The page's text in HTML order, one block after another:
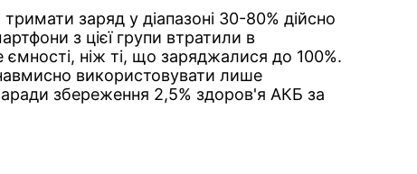
заряд у діапазоні 30-80% дійсно
з цієї групи втратили в
ніж ті, що заряджалися до 100%.
використовувати лише
збереження 2,5% здоров'я АКБ за